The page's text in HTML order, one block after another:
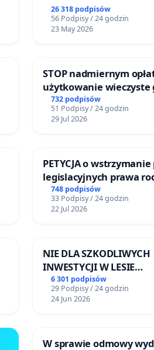
26 318 podpisów
56 Podpisy / 24 godzin
23 May 2026
STOP nadmiernym
użytkowanie
zajmowanych przez
ogrody działkowe.
732 podpisów
51 Podpisy / 24 godzin
29 Jul 2026
PETYCJA o
legislacyjnych prawa
narażających ofiary
748 podpisów
33 Podpisy / 24 godzin
22 Jul 2026
NIE DLA SZKODLIWYCH
INWESTYCJI W LESIE
ŁAGIEWNICKIM I
6 301 podpisów
29 Podpisy / 24 godzin
24 Jun 2026
W sprawie odmowy